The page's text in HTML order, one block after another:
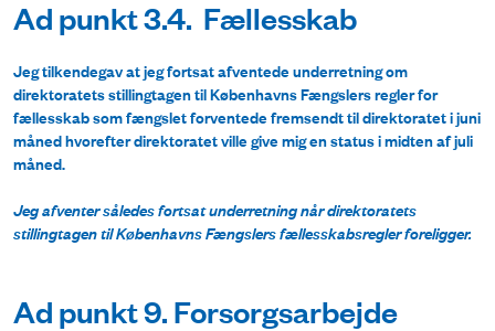
Ad punkt 3.4. Fællesskab
Jeg tilkendegav at jeg fortsat afventede underretning om
direktoratets stillingtagen til Københavns Fængslers regler for
fællesskab som fængslet forventede fremsendt til direktoratet i juni
måned hvorefter direktoratet ville give mig en status i midten af juli
måned.
Jeg afventer således fortsat underretning når direktoratets
stillingtagen til Københavns Fængslers fællesskabsregler foreligger.
Ad punkt 9. Forsorgsarbejde